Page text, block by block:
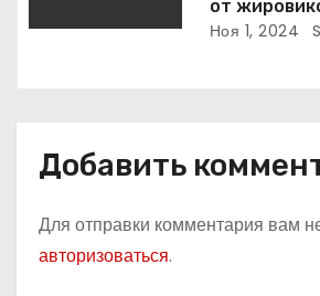
от
Ноя 1, 2024
Добавить
Для отправки комментария вам
авторизоваться.